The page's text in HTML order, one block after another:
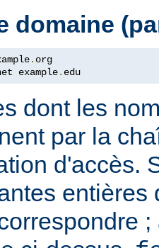
domaine
.
example. edu
dont les
par la
d'accès.
entières